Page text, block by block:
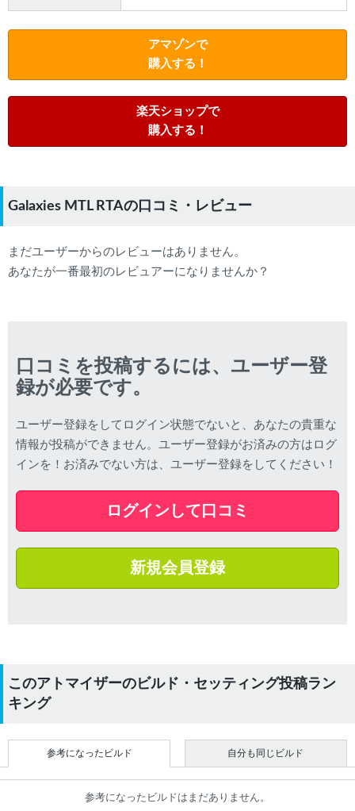
アマゾンで
購入する！
楽天ショップで
購入する！
Galaxies MTL RTAの口コミ・レビュー
まだユーザーからのレビューはありません。
あなたが一番最初のレビュアーになりませんか？
口コミを投稿するには、ユーザー登
録が必要です。
ユーザー登録をしてログイン状態でないと、あなたの貴重な
情報が投稿ができません。ユーザー登録がお済みの方はログ
インを！お済みでない方は、ユーザー登録をしてください！
ログインして口コミ
新規会員登録
このアトマイザーのビルド・セッティング投稿ラン
キング
参考になったビルド 自分も同じビルド
参考になったビルドはまだありません。